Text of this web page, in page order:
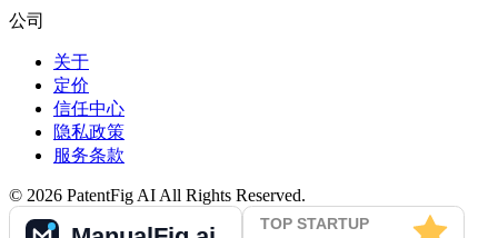
公司
关于
定价
信任中心
隐私政策
服务条款
© 2026 PatentFig AI All Rights Reserved.